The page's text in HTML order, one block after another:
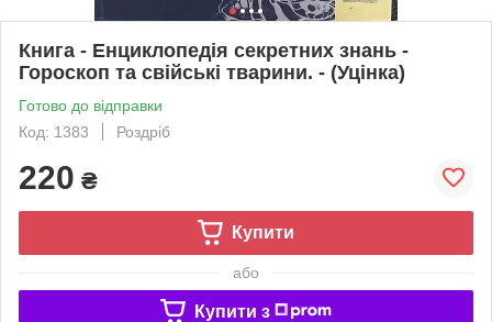
Книга - Енциклопедія секретних знань -
Гороскоп та свійські тварини. - (Уцінка)
Готово до відправки
Код: 1383
Роздріб
220 ₴
Купити
або
Купити з